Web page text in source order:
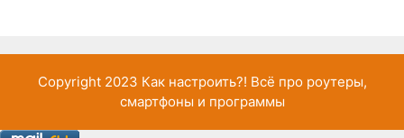
Copyright 2023 Как настроить?! Всё про роутеры,
смартфоны и программы